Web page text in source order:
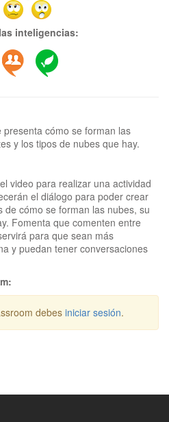
inteligencias:
cómo se forman las
video para realizar una actividad
el diálogo para poder crear
de cómo se forman las nubes, su
Fomenta que comenten entre
para que sean más
y puedan tener conversaciones
debes iniciar sesión.